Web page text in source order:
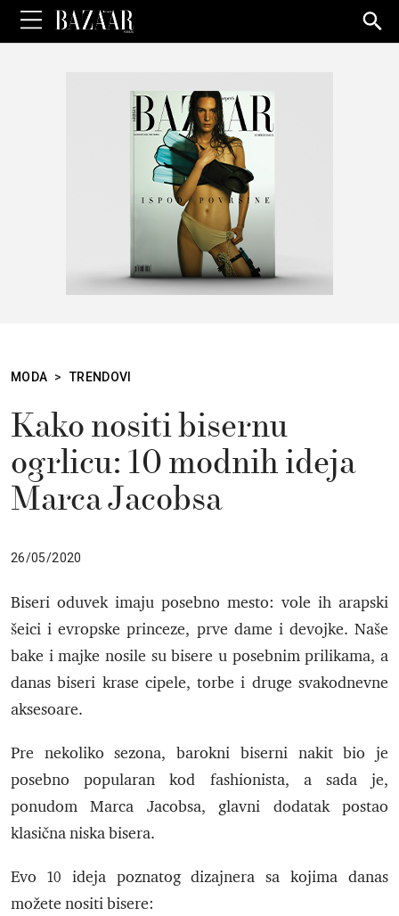
for:
MODA > TRENDOVI
Kako nositi bisernu
ogrlicu: 10 modnih ideja
Marca Jacobsa
26/05/2020
Biseri oduvek imaju posebno mesto: vole ih arapski
šeici i evropske princeze, prve dame i devojke. Naše
bake i majke nosile su bisere u posebnim prilikama, a
danas biseri krase cipele, torbe i druge svakodnevne
aksesoare.
Pre nekoliko sezona, barokni biserni nakit bio je
posebno popularan kod fashionista, a sada je,
ponudom Marca Jacobsa, glavni dodatak postao
klasična niska bisera.
Evo 10 ideja poznatog dizajnera sa kojima danas
možete nositi bisere: